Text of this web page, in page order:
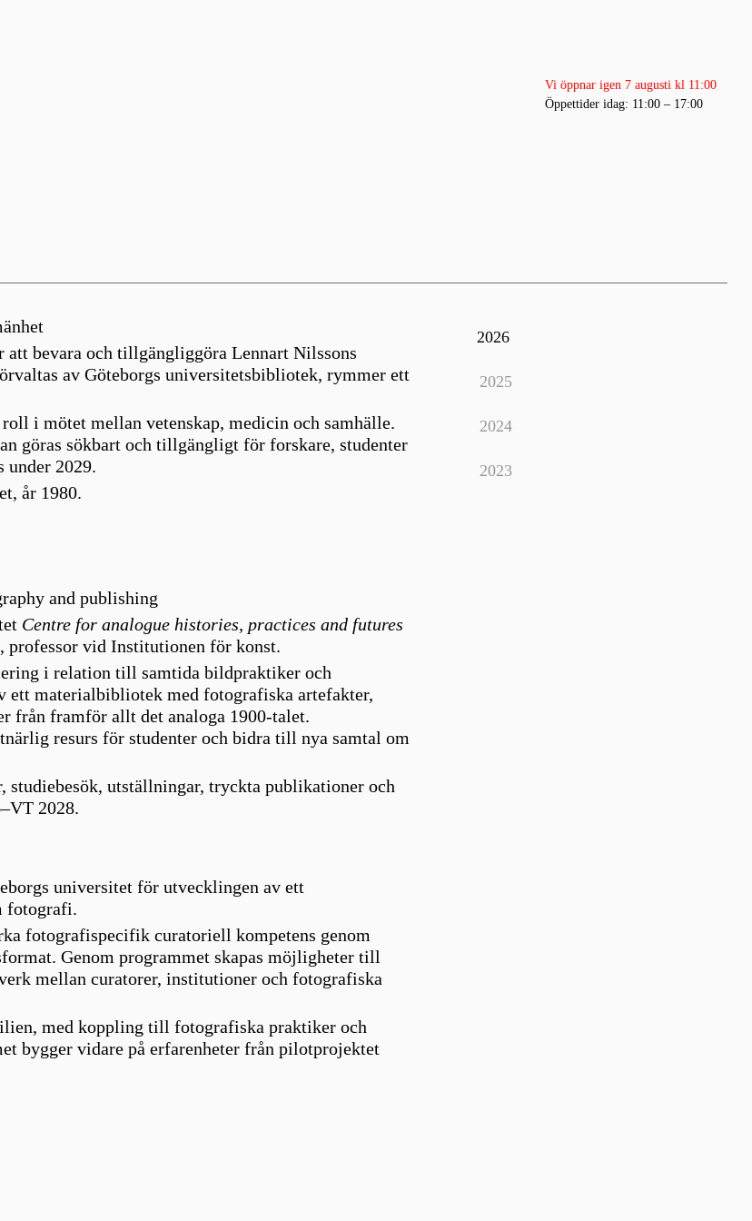
Vi öppnar igen 7 augusti kl 11:00
Öppettider idag: 11:00 – 17:00
2026
2025
2024
2023
bevara och tillgängliggöra Lennart Nilssons
av Göteborgs universitetsbibliotek, rymmer ett
i mötet mellan vetenskap, medicin och samhälle.
göras sökbart och tillgängligt för forskare, studenter
under 2029.
år 1980.
and publishing
Centre for analogue histories, practices and futures
professor vid Institutionen för konst.
i relation till samtida bildpraktiker och
ett materialbibliotek med fotografiska artefakter,
från framför allt det analoga 1900-talet.
resurs för studenter och bidra till nya samtal om
studiebesök, utställningar, tryckta publikationer och
2028.
universitet för utvecklingen av ett
fotografi.
fotografispecifik curatoriell kompetens genom
Genom programmet skapas möjligheter till
mellan curatorer, institutioner och fotografiska
med koppling till fotografiska praktiker och
bygger vidare på erfarenheter från pilotprojektet